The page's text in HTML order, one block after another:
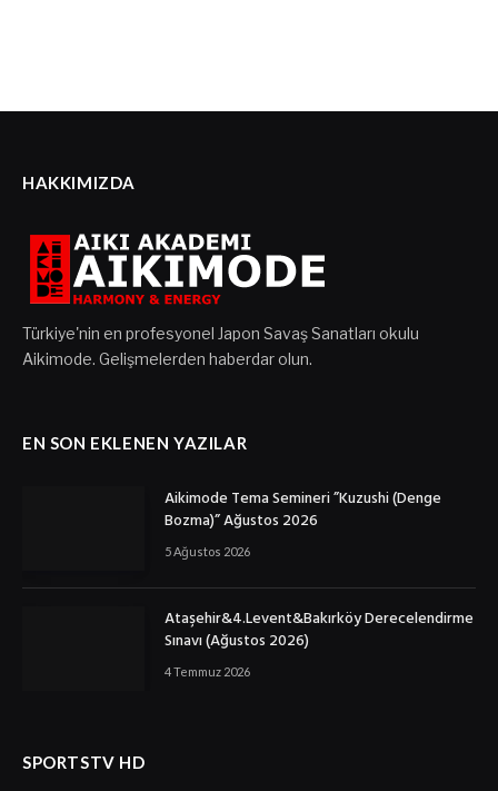
HAKKIMIZDA
Türkiye'nin en profesyonel Japon Savaş Sanatları okulu
Aikimode. Gelişmelerden haberdar olun.
EN SON EKLENEN YAZILAR
Aikimode Tema Semineri ”Kuzushi (Denge
Bozma)” Ağustos 2026
5 Ağustos 2026
Ataşehir&4.Levent&Bakırköy Derecelendirme
Sınavı (Ağustos 2026)
4 Temmuz 2026
SPORTSTV HD